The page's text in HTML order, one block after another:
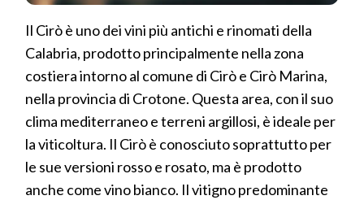
Il Cirò è uno dei vini più antichi e rinomati della
Calabria, prodotto principalmente nella zona
costiera intorno al comune di Cirò e Cirò Marina,
nella provincia di Crotone. Questa area, con il suo
clima mediterraneo e terreni argillosi, è ideale per
la viticoltura. Il Cirò è conosciuto soprattutto per
le sue versioni rosso e rosato, ma è prodotto
anche come vino bianco. Il vitigno predominante